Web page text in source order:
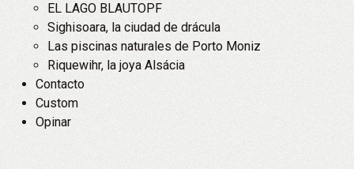
EL LAGO BLAUTOPF
Sighisoara, la ciudad de drácula
Las piscinas naturales de Porto Moniz
Riquewihr, la joya Alsácia
Contacto
Custom
Opinar